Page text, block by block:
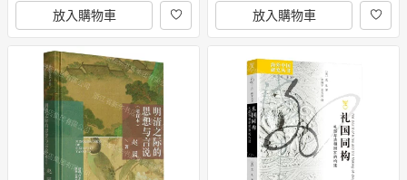
放入購物車 放入購物車